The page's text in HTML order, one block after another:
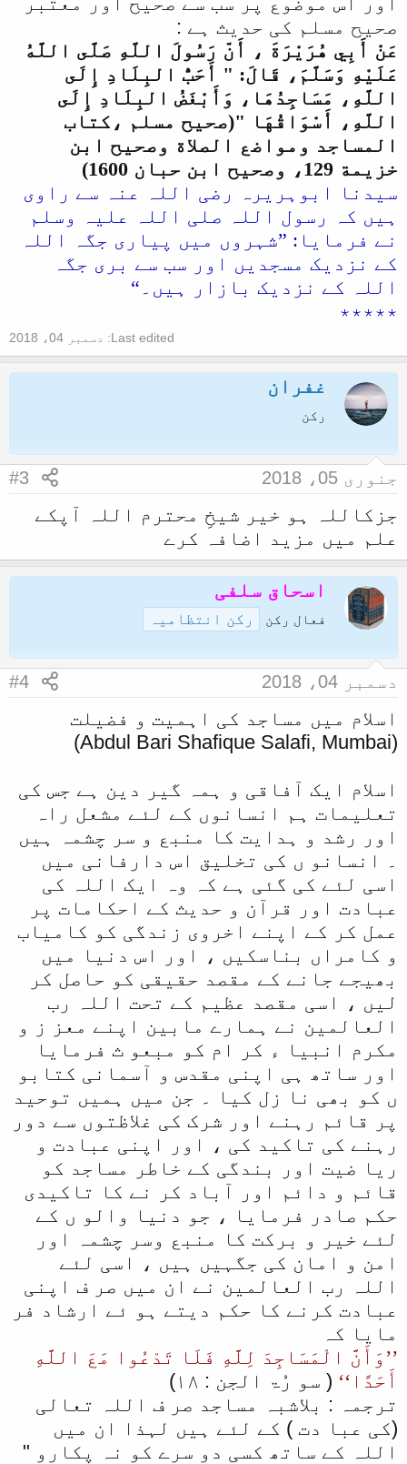
صحیح مسلم کی حدیث ہے :
عَنْ أَبِي هُرَيْرَةَ ، أَنّ رَسُولَ اللَّهِ صَلَّى اللَّهُ
عَلَيْهِ وَسَلَّمَ، قَالَ: " أَحَبُّ البِلَادِ إِلَى
اللَّهِ، مَسَاجِدُهَا، وَأَبْغَضُ البِلَادِ إِلَى
اللَّهِ، أَسْوَاقُهَا "(صحيح مسلم ،كتاب
المساجد ومواضع الصلاة وصحيح ابن
خزيمة 129، وصحيح ابن حبان 1600)
سیدنا ابوہریرہ رضی اللہ عنہ سے راوی
ہیں کہ رسول اللہ صلی اللہ علیہ وسلم
نے فرمایا: ”شہروں میں پیاری جگہ اللہ
کے نزدیک مسجدیں اور سب سے بری جگہ
اللہ کے نزدیک بازار ہیں۔“
٭٭٭٭٭
Last edited: دسمبر 04، 2018
غفران
رکن
جنوری 05، 2018 #3
جزکاللہ ہو خیر شیخِ محترم اللہ آپکے
علم میں مزید اضافہ کرے
اسحاق سلفی
فعال رکن رکن انتظامیہ
دسمبر 04، 2018 #4
اسلام میں مساجد کی اہمیت و فضیلت
(Abdul Bari Shafique Salafi, Mumbai)
اسلام ایک آفاقی و ہمہ گیر دین ہے جس کی
تعلیمات ہم انسانوں کے لئے مشعل راہ
اور رشد و ہدایت کا منبع و سر چشمہ ہیں
۔ انسانو ں کی تخلیق اس دارفانی میں
اسی لئے کی گئی ہے کہ وہ ایک اللہ کی
عبادت اور قرآن و حدیث کے احکامات پر
عمل کر کے اپنے اخروی زندگی کو کامیاب
و کامراں بناسکیں ، اور اس دنیا میں
بھیجے جانے کے مقصد حقیقی کو حاصل کر
لیں ، اسی مقصد عظیم کے تحت اللہ رب
العالمین نے ہمارے مابین اپنے معز ز و
مکرم انبیا ء کر ام کو مبعو ث فرمایا
اور ساتھ ہی اپنی مقدس و آسمانی کتابو
ں کو بھی نا زل کیا ۔ جن میں ہمیں توحید
پر قائم رہنے اور شرک کی غلاظتوں سے دور
رہنے کی تاکید کی ، اور اپنی عبادت و
ریا ضیت اور بندگی کے خاطر مساجد کو
قائم و دائم اور آباد کر نے کا تاکیدی
حکم صادر فرمایا ، جو دنیا والو ں کے
لئے خیر و برکت کا منبع وسر چشمہ اور
امن و امان کی جگہیں ہیں ، اسی لئے
اللہ رب العالمین نے ان میں صر ف اپنی
عبادت کرنے کا حکم دیتے ہو ئے ارشاد فر
مایا کہ
’’وَأَنَّ الْمَسَاجِدَ لِلَّهِ فَلَا تَدْعُوا مَعَ اللَّهِ
أَحَدًا‘‘ ( سو رُۃ الجن : ۱۸)
ترجمہ : بلاشبہ مساجد صر ف اللہ تعالی
(کی عبا دت ) کے لئے ہیں لہذا ان میں
اللہ کے ساتھ کسی دو سرے کو نہ پکارو "